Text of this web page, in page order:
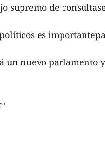
supremo de
es
un nuevo parlamento